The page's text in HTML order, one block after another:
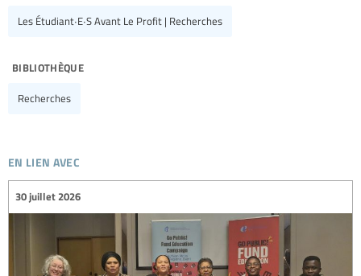
Les Étudiant∙e∙s Avant Le Profit | Recherches
bibliothèque
Recherches
en lien avec
30 juillet 2026